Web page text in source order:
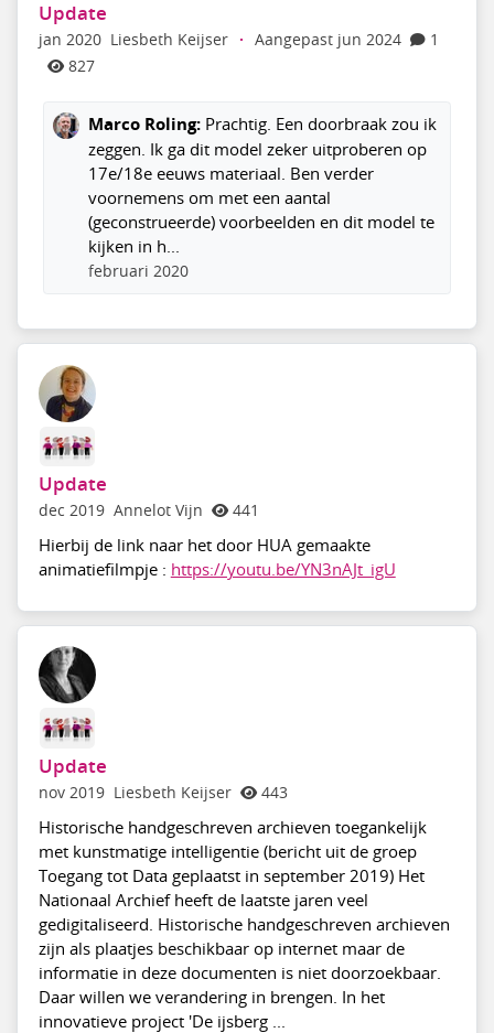
Update
jan 2020 Liesbeth Keijser · Aangepast jun 2024
1
827
Marco Roling: Prachtig. Een doorbraak zou ik
zeggen. Ik ga dit model zeker uitproberen op
17e/18e eeuws materiaal. Ben verder
voornemens om met een aantal
(geconstrueerde) voorbeelden en dit model te
kijken in h...
februari 2020
Update
dec 2019 Annelot Vijn 441
Hierbij de link naar het door HUA gemaakte
animatiefilmpje : https://youtu.be/YN3nAJt_igU
Update
nov 2019 Liesbeth Keijser 443
Historische handgeschreven archieven toegankelijk
met kunstmatige intelligentie (bericht uit de groep
Toegang tot Data geplaatst in september 2019) Het
Nationaal Archief heeft de laatste jaren veel
gedigitaliseerd. Historische handgeschreven archieven
zijn als plaatjes beschikbaar op internet maar de
informatie in deze documenten is niet doorzoekbaar.
Daar willen we verandering in brengen. In het
innovatieve project 'De ijsberg ...